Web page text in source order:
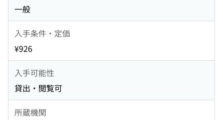
一般
入手条件・定価
¥926
入手可能性
貸出・閲覧可
所蔵機関